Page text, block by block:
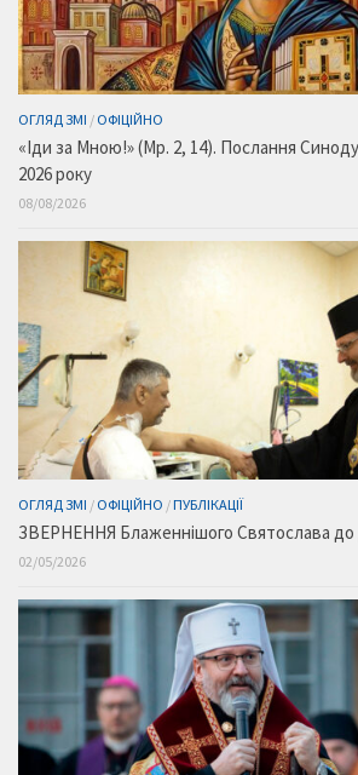
ОГЛЯД ЗМІ / ОФІЦІЙНО
«Іди за Мною!» (Мр. 2, 14). Послання
2026 року
08/08/2026
ОГЛЯД ЗМІ / ОФІЦІЙНО /ПУБЛІКАЦІЇ
ЗВЕРНЕННЯ Блаженнішого Святослава до
02/05/2026